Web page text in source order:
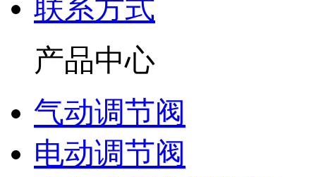
联系方式
产品中心
气动调节阀
电动调节阀